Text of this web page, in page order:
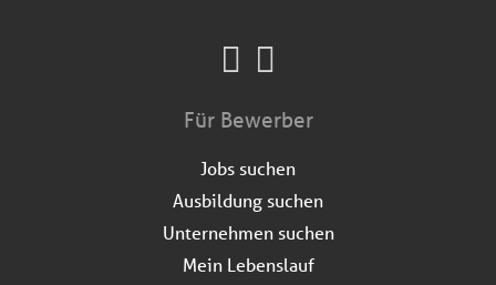
Für Bewerber
Jobs suchen
Ausbildung suchen
Unternehmen suchen
Mein Lebenslauf